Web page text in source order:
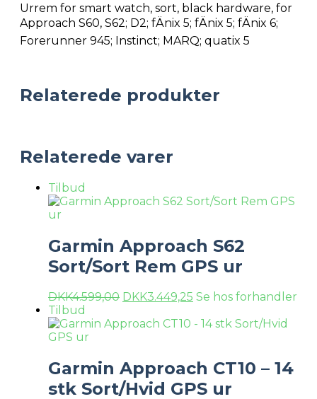
Urrem for smart watch, sort, black hardware, for
Approach S60, S62; D2; fÄnix 5; fÄnix 5; fÄnix 6;
Forerunner 945; Instinct; MARQ; quatix 5
Relaterede produkter
Relaterede varer
Tilbud
Garmin Approach S62
Sort/Sort Rem GPS ur
DKK4.599,00 DKK3.449,25 Se hos forhandler
Tilbud
Garmin Approach CT10 – 14
stk Sort/Hvid GPS ur